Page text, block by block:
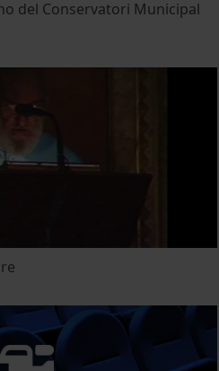
del Conservatori Municipal